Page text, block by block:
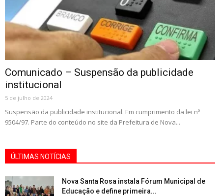
Comunicado – Suspensão da publicidade
institucional
5 de julho de 2024
Suspensão da publicidade institucional. Em cumprimento da lei nº
9504/97. Parte do conteúdo no site da Prefeitura de Nova...
ÚLTIMAS NOTÍCIAS
Nova Santa Rosa instala Fórum Municipal de
Educação e define primeira...